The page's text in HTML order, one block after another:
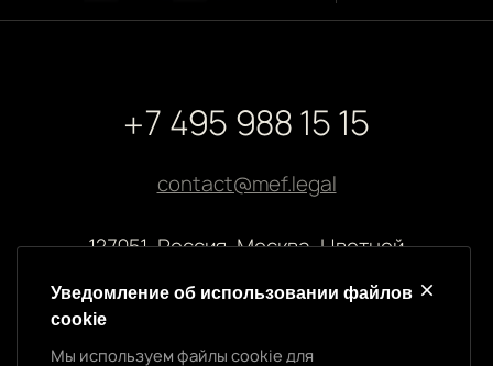
+7 495 988 15 15
contact@mef.legal
127051, Россия, Москва, Цветной
Реквизиты компании
Уведомление об использовании файлов
cookie
Мы используем файлы cookie для